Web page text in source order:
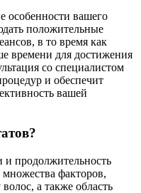
особенности вашего
положительные
в то время как
времени для достижения
со специалистом
и обеспечит
вашей
и продолжительность
множества факторов,
а также область